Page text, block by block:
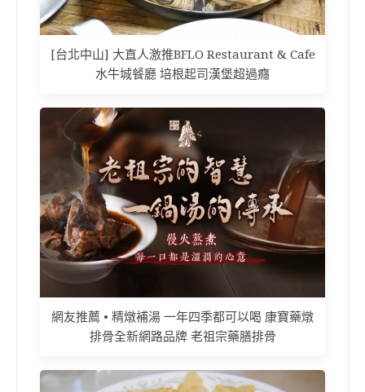
[台北中山] 大直人激推BFLO Restaurant & Cafe
水牛城餐廳 培根起司漢堡超過癮
網友推薦 • 精燉補湯 一年四季都可以喝 康寶藥燉
排骨全新網路品牌 老祖宗藥膳排骨